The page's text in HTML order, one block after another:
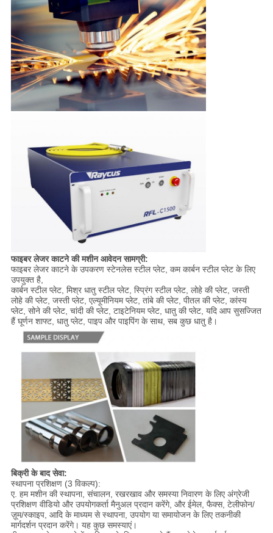
फाइबर लेजर काटने की मशीन आवेदन सामग्री:
फाइबर लेजर काटने के उपकरण स्टेनलेस स्टील प्लेट, कम कार्बन स्टील प्लेट के लिए
उपयुक्त है,
कार्बन स्टील प्लेट, मिश्र धातु स्टील प्लेट, स्प्रिंग स्टील प्लेट, लोहे की प्लेट, जस्ती
लोहे की प्लेट, जस्ती प्लेट, एल्यूमीनियम प्लेट, तांबे की प्लेट, पीतल की प्लेट, कांस्य
प्लेट, सोने की प्लेट, चांदी की प्लेट, टाइटेनियम प्लेट, धातु की प्लेट, यदि आप सुसज्जित
हैं घूर्णन शाफ्ट, धातु प्लेट, पाइप और पाइपिंग के साथ, सब कुछ धातु है।
बिक्री के बाद सेवा:
स्थापना प्रशिक्षण (3 विकल्प):
ए. हम मशीन की स्थापना, संचालन, रखरखाव और समस्या निवारण के लिए अंग्रेजी
प्रशिक्षण वीडियो और उपयोगकर्ता मैनुअल प्रदान करेंगे, और ईमेल, फैक्स, टेलीफोन/
ज़ूम/स्काइप, आदि के माध्यम से स्थापना, उपयोग या समायोजन के लिए तकनीकी
मार्गदर्शन प्रदान करेंगे। यह कुछ समस्याएं।